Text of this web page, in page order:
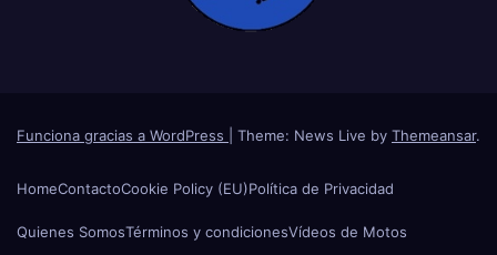
Funciona gracias a WordPress Theme: News Live by Themeansar.
HomeContactoCookie Policy (EU)Política de Privacidad
Quienes SomosTérminos y condicionesVídeos de Motos